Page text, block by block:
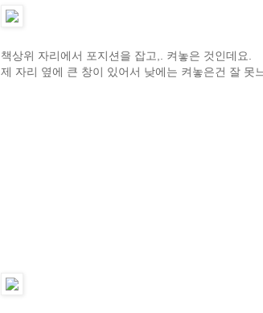
책상위 자리에서 포지션을 잡고,. 켜놓은 것인데요.
제 자리 옆에 큰 창이 있어서 낮에는 켜놓은건 잘 못